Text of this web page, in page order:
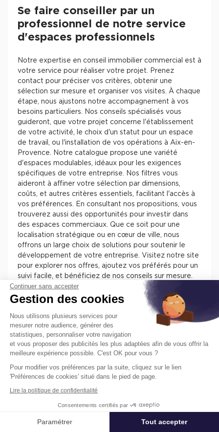
Affiner ma recherche
Se faire conseiller par un
professionnel de notre service
d'espaces professionnels
Notre expertise en conseil immobilier commercial est à
votre service pour réaliser votre projet. Prenez
contact pour préciser vos critères, obtenir une
sélection sur mesure et organiser vos visites. À chaque
étape, nous ajustons notre accompagnement à vos
besoins particuliers. Nos conseils spécialisés vous
guideront, que votre projet concerne l'établissement
de votre activité, le choix d'un statut pour un espace
de travail, ou l'installation de vos opérations à Aix-en-
Provence. Notre catalogue propose une variété
d'espaces modulables, idéaux pour les exigences
spécifiques de votre entreprise. Nos filtres vous
aideront à affiner votre sélection par dimensions,
coûts, et autres critères essentiels, facilitant l'accès à
vos préférences. En consultant nos propositions, vous
trouverez aussi des opportunités pour investir dans
des espaces commerciaux. Que ce soit pour une
localisation stratégique ou en cœur de ville, nous
offrons un large choix de solutions pour soutenir le
développement de votre entreprise. Visitez notre site
pour explorer nos offres, ajoutez vos préférés pour un
suivi facile, et bénéficiez de nos conseils sur mesure.
Chez Cushman & Wakefield, nous nous engageons à
vous assister dans la sélection de l'espace parfait pour
Trouvez facilement nos annonces de
locaux à louer ou à vendre en France
pour installer votre entreprise.
Les différentes offres de locaux en France présentent
trouverez des informations concernant l’actif, des
Continuer sans accepter
Gestion des cookies
Nous utilisons plusieurs services pour
mesurer notre audience, générer des
statistiques, personnaliser votre navigation
et vous proposer des publicités les plus adaptées afin de vous offrir la
meilleure expérience possible. C'est OK pour vous ?
Pour modifier vos préférences par la suite, cliquez sur le lien
'Préférences de cookies' situé dans le pied de page.
Lire la politique de confidentialité
Consentements certifiés par
Paramétrer Tout accepter